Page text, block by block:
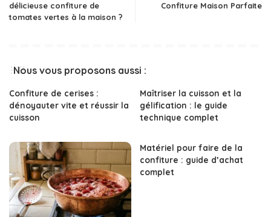
délicieuse confiture de
tomates vertes à la maison ?
Confiture Maison Parfaite
Nous vous proposons aussi :
Confiture de cerises :
dénoyauter vite et réussir la
cuisson
Maîtriser la cuisson et la
gélification : le guide
technique complet
Matériel pour faire de la
confiture : guide d’achat
complet